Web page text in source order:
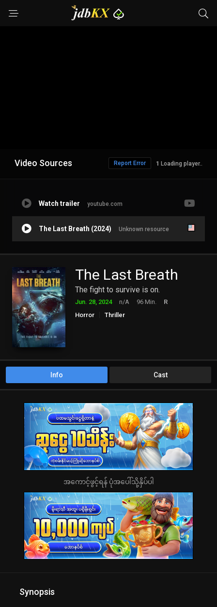
Video Sources 1 Loading player..
Report Error
Watch trailer youtube.com
The Last Breath (2024) Unknown resource
The Last Breath
The fight to survive is on.
Jun. 28, 2024 n/A 96 Min.
R
Horror
Thriller
Info Cast
အကောင့်ဖွင့်ရန် ပုံအပေါ်သို့နှိပ်ပါ
Synopsis